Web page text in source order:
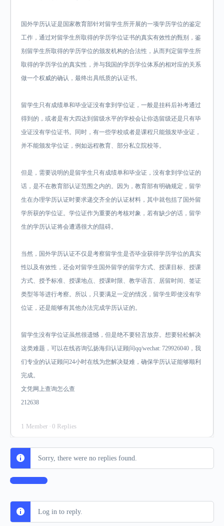
国外学历认证是国家教育部针对留学生所开展的一项学历学位的鉴定
工作，通过对留学生所取得的学历学位证书的真实有效性的甄别，鉴
别留学生所取得的学历学位的颁发机构的合法性，从而判定留学生所
取得的学历学位的真实性，并与我国的学历学位体系的相对应的关系
做一个权威的确认，最终出具纸质的认证书。
留学生只有成绩单和毕业证没有拿到学位证，一般是挂科后补考通过
得到的，或者是有大四达到留级水平的学校会让你选留级还是只有毕
业证没有学位证书。同时，有一些学校或者是课程只能颁发毕业证，
并不能颁发学位证，例如远程教育、部分私立院校等。
但是，需要说明的是留学生只有成绩单和毕业证，没有拿到学位证的
话，是不在教育部认证范围之内的。因为，教育部有明确规定，留学
生在办理学历认证时要求递交齐全的认证材料，其中就包括了国外留
学所获的学位证。学位证作为重要的考核对象，若有缺少的话，留学
生的学历认证将会遭遇很大的阻碍。
当然，国外学历认证不仅是考察留学生是否毕业获得学历学位的真实
性以及有效性，还会对留学生国外留学的留学方式、授课目标、授课
方式、授予标准、授课地点、授课时限、教学语言、居留时间、签证
类型等等进行考察。所以，只要满足一定的情况，留学生即使没有学
位证，还是能够有其他办法完成学历认证的。
留学生没有学位证虽然很遗憾，但是绝不要轻言放弃。想要轻松解决
这类难题，可以在线咨询弘扬海归认证顾问qq/wechat: 729926040，我
们专业的认证顾问24小时在线为您解决疑难，确保学历认证能够顺利
完成。
文凭网上查询怎么查
212638
1 Member · 0 Replies
Sorry, there were no replies found.
Log In to Reply
Log in to reply.